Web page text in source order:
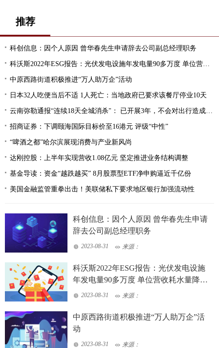
推荐
科创信息：因个人原因 曾华春先生申请辞去公司副总经理职务
科沃斯2022年ESG报告：光伏发电设施年发电量90多万度 单位营收耗水量降至0.13立方米/万元
中原西路街道积极推进“万人助万企”活动
日本32人吃便当后不适 1人死亡：当地政府已要求该餐厅停业10天
云南弥勒通报“连续18天全城消杀"： 已开展3年，不会对出行造成影响
招商证券：下调颐海国际目标价至16港元 评级“中性”
“啤酒之都”哈尔滨展现消费与产业新风尚
达刚控股：上半年实现营收1.08亿元 坚定推进业务结构调整
基金导读：资金“越跌越买” 8月股票型ETF净申购逼近千亿份
美国金融监管重拳出击！美联储私下要求地区银行加强流动性
科创信息：因个人原因 曾华春先生申请
辞去公司副总经理职务
2023-08-31 来源：
科沃斯2022年ESG报告：光伏发电设施
年发电量90多万度 单位营收耗水量降至
0.13立方米/万元
2023-08-31 来源：
中原西路街道积极推进“万人助万企”活
动
2023-08-31 来源：